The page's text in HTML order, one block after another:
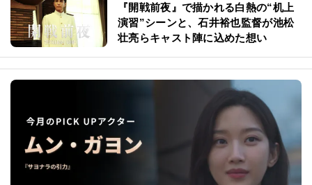
『開戦前夜』で描かれる白熱の“机上
演習”シーンと、石井裕也監督が池松
壮亮らキャスト陣に込めた想い